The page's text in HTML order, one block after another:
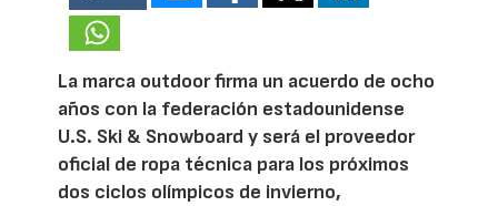
La marca outdoor firma un acuerdo de ocho
años con la federación estadounidense
U.S. Ski & Snowboard y será el proveedor
oficial de ropa técnica para los próximos
dos ciclos olímpicos de invierno,